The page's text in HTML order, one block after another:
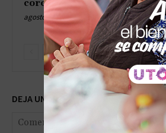
coronación de De la Espriella!
agosto 5, 2026
DEJA UNA RESPUESTA